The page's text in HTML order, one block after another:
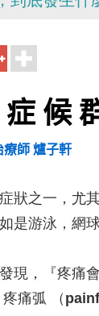
候
療師 爐子軒
狀之一，尤
是游泳，網球
現，『疼痛
痛弧
（